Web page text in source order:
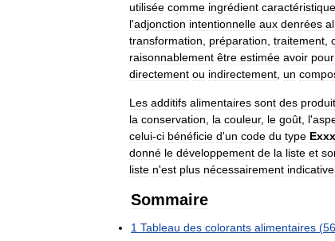
utilisée comme ingrédient caractéristique
l'adjonction intentionnelle aux denrées
transformation
préparation traitement
raisonnablement être estimée avoir pour
directement ou indirectement un
Les additifs alimentaires sont des
la conservation la couleur, le goût l'
celui-ci bénéficie d'un code du type Exxx
donné le développement de la liste et
liste n'est plus nécessairement indicative
Sommaire
1 Tableau des colorants alimentaires (56